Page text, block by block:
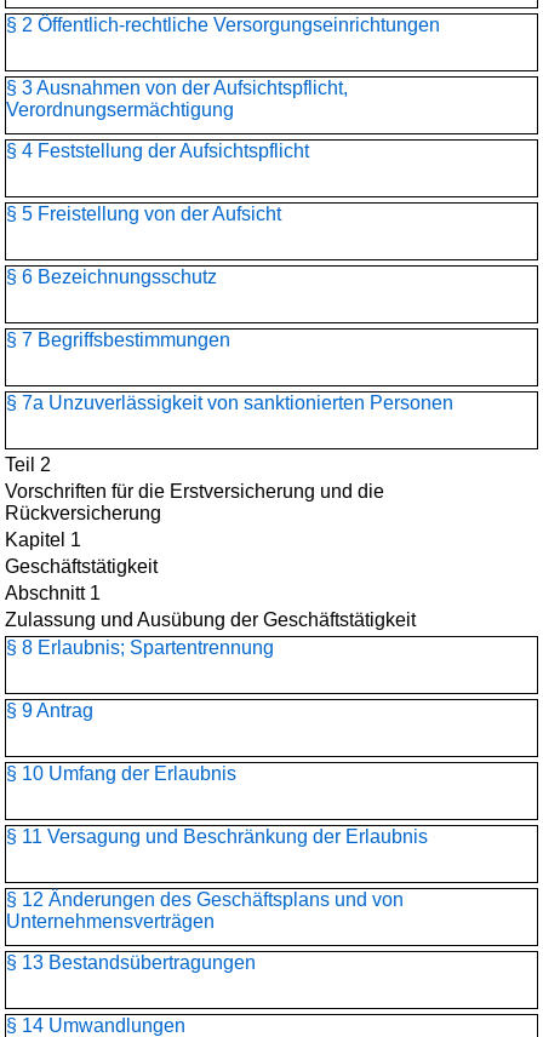
§ 2 Öffentlich-rechtliche Versorgungseinrichtungen
§ 3 Ausnahmen von der Aufsichtspflicht,
Verordnungsermächtigung
§ 4 Feststellung der Aufsichtspflicht
§ 5 Freistellung von der Aufsicht
§ 6 Bezeichnungsschutz
§ 7 Begriffsbestimmungen
§ 7a Unzuverlässigkeit von sanktionierten Personen
Teil 2
Vorschriften für die Erstversicherung und die
Rückversicherung
Kapitel 1
Geschäftstätigkeit
Abschnitt 1
Zulassung und Ausübung der Geschäftstätigkeit
§ 8 Erlaubnis; Spartentrennung
§ 9 Antrag
§ 10 Umfang der Erlaubnis
§ 11 Versagung und Beschränkung der Erlaubnis
§ 12 Änderungen des Geschäftsplans und von
Unternehmensverträgen
§ 13 Bestandsübertragungen
§ 14 Umwandlungen